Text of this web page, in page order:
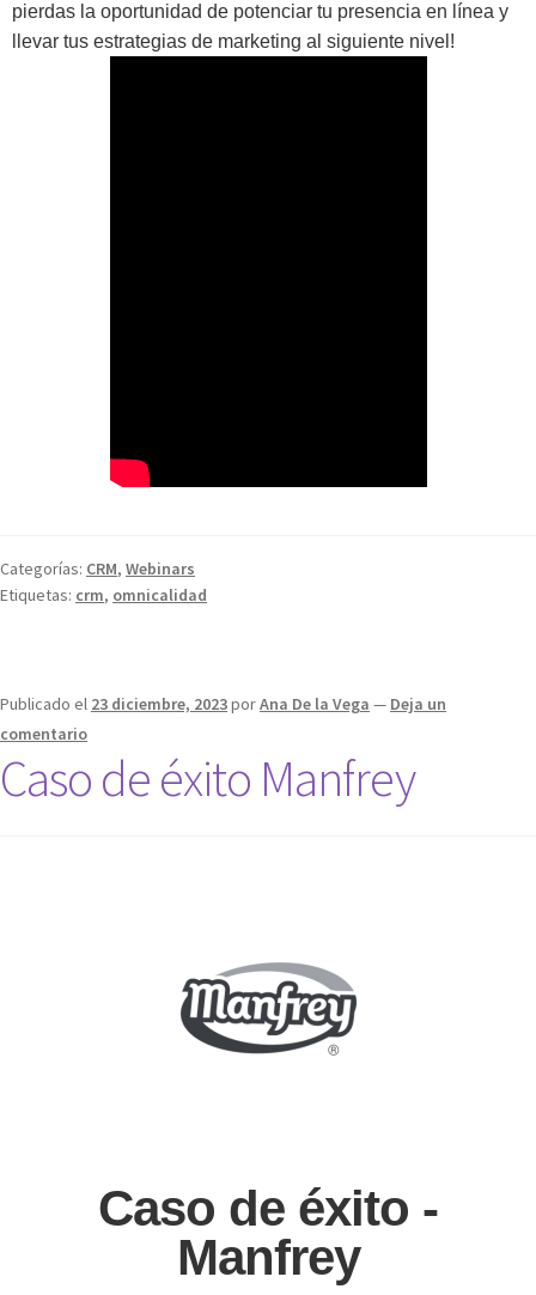
pierdas la oportunidad de potenciar tu presencia en línea y
llevar tus estrategias de marketing al siguiente nivel!
Categorías: CRM, Webinars
Etiquetas: crm, omnicalidad
Publicado el 23 diciembre, 2023porAna De la Vega — Deja un
comentario
Caso de éxito Manfrey
Caso de éxito -
Manfrey